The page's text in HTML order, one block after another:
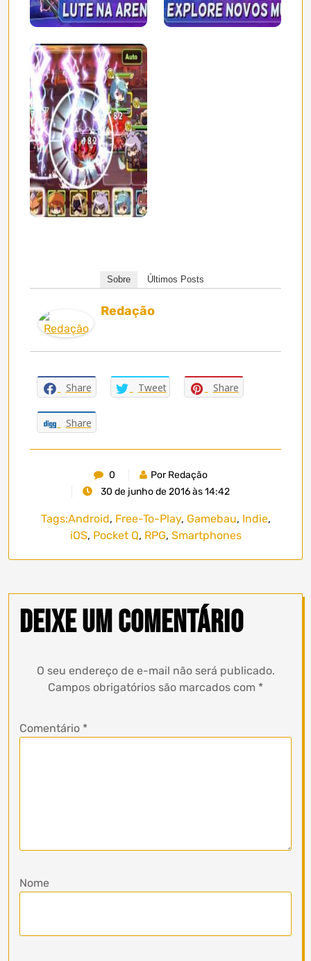
Sobre Últimos Posts
Redação
Share Tweet Share
Share
0
Por Redação
30 de junho de 2016 às 14:42
Tags:Android, Free-To-Play, Gamebau, Indie,
iOS, Pocket Q, RPG, Smartphones
Deixe um comentário
O seu endereço de e-mail não será publicado.
Campos obrigatórios são marcados com *
Comentário *
Nome